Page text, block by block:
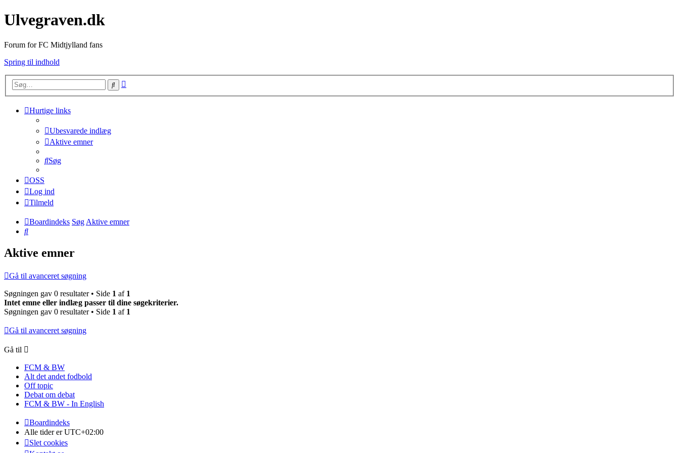
Ulvegraven.dk
Forum for FC Midtjylland fans
Spring til indhold
Søg
Hurtige links
Ubesvarede indlæg
Aktive emner
Søg
OSS
Log ind
Tilmeld
Boardindeks SøgAktive emner
Søg
Aktive emner
Gå til avanceret søgning
Søgningen gav 0 resultater • Side 1 af 1
Intet emne eller indlæg passer til dine søgekriterier.
Søgningen gav 0 resultater • Side 1 af 1
Gå til avanceret søgning
Gå til
FCM & BW
Alt det andet fodbold
Off topic
Debat om debat
FCM & BW - In English
Boardindeks
Alle tider erUTC+02:00
Slet cookies